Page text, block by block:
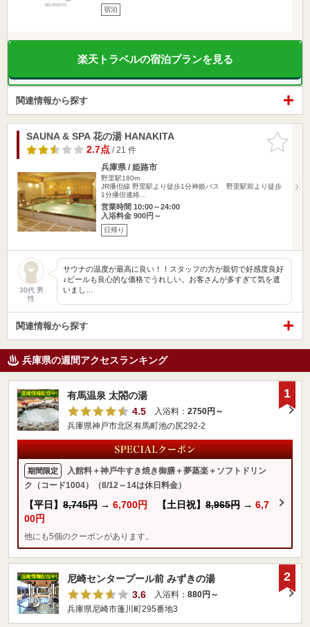
宿泊
楽天トラベルの宿泊プランを見る
関連情報から探す
お気に入
りに追加
SAUNA & SPA 花の湯 HANAKITA
2.7点/ 21 件
兵庫県 / 姫路市
野里駅180m
JR播但線 野里駅より徒歩1分神姫バス 野里駅前より徒歩
1分播但連絡…
営業時間 10:00～24:00
入浴料金 900円～
日帰り
30代 男
性
サウナの温度が最高に良い！！スタッフの方が親切で好感度良好
♪ビールも良心的な価格でうれしい。お客さんが多すぎて気を遣
いまし…
関連情報から探す
兵庫県の週間アクセスランキング
有馬温泉 太閤の湯
4.5
入浴料： 2750円～
兵庫県神戸市北区有馬町池の尻292-2
期間限定
入館料＋神戸牛すき焼き御膳＋夢蒸楽＋ソフトドリン
ク（コード1004）（8/12～14は休日料金）
【平日】 8,745円 → 6,700円 【土日祝】 8,965円 → 6,7
00円
他にも5個のクーポンがあります。
1
尼崎センタープール前 みずきの湯
3.6
入浴料： 880円～
兵庫県尼崎市蓬川町295番地3
2